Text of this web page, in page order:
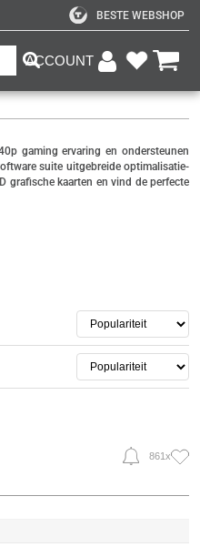
BESTE WEBSHOP
ACCOUNT
861x
gaming ervaring en ondersteunen
suite uitgebreide optimalisatie-
grafische kaarten en vind de perfecte